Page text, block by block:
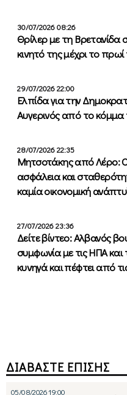
30/07/2026 08:26
Θρίλερ με τη Βρετανίδα
κινητό της μέχρι το
29/07/2026 22:00
Ελπίδα για την
Αυγερινός από το
28/07/2026 22:35
Μητσοτάκης από Λέρο:
ασφάλεια και
καμία οικονομική
27/07/2026 23:36
Δείτε βίντεο: Αλβανός
συμφωνία με τις ΗΠΑ και
κυνηγά και πέφτει από
ΔΙΑΒΑΣΤΕ ΕΠΙΣΗΣ
05/08/2026 19:00